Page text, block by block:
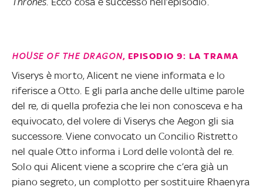
HOUSE OF THE DRAGON, EPISODIO 9: LA TRAMA
Viserys è morto, Alicent ne viene informata e lo
riferisce a Otto. E gli parla anche delle ultime parole
del re, di quella profezia che lei non conosceva e ha
equivocato, del volere di Viserys che Aegon gli sia
successore. Viene convocato un Concilio Ristretto
nel quale Otto informa i Lord delle volontà del re.
Solo qui Alicent viene a scoprire che c’era già un
piano segreto, un complotto per sostituire Rhaenyra